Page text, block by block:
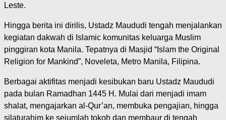
Leste.
Hingga berita ini dirilis, Ustadz Maududi tengah menjalankan
kegiatan dakwah di Islamic komunitas keluarga Muslim
pinggiran kota Manila. Tepatnya di Masjid “Islam the Original
Religion for Mankind”, Noveleta, Metro Manila, Filipina.
Berbagai aktifitas menjadi kesibukan baru Ustadz Maududi
pada bulan Ramadhan 1445 H. Mulai dari menjadi imam
shalat, mengajarkan al-Qur’an, membuka pengajian, hingga
silaturahim ke sejumlah tokoh dan membaur di tengah